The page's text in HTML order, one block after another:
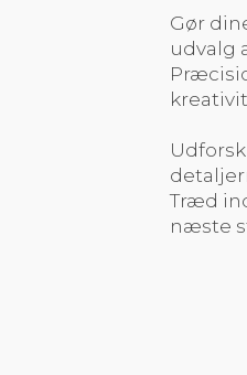
Gør
udvalg
Træd
næste